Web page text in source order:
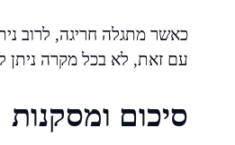
כאשר מתגלה חריגה, לרוב
עם זאת, לא בכל מקרה ניתן
סיכום ומסקנות